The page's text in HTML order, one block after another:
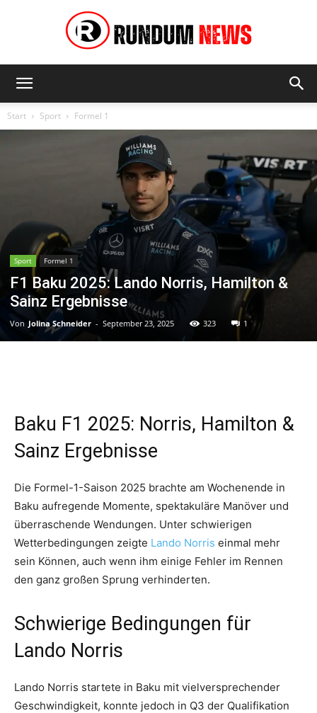
News
Start Sport Formel 1
Sport Formel 1
F1 Baku 2025: Lando Norris, Hamilton &
Sainz Ergebnisse
Von Jolina Schneider - September 23, 2025 323 1
Baku F1 2025: Norris, Hamilton &
Sainz Ergebnisse
Die Formel-1-Saison 2025 brachte am Wochenende in
Baku aufregende Momente, spektakuläre Manöver und
überraschende Wendungen. Unter schwierigen
Wetterbedingungen zeigte Lando Norris einmal mehr
sein Können, auch wenn ihm einige Fehler im Rennen
den ganz großen Sprung verhinderten.
Schwierige Bedingungen für
Lando Norris
Lando Norris startete in Baku mit vielversprechender
Geschwindigkeit, konnte jedoch in Q3 der Qualifikation